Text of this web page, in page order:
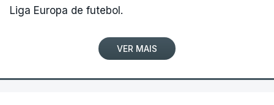
Liga Europa de futebol.
VER MAIS